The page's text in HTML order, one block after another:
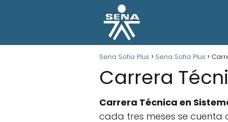
Sena Sofia Plus Sena Sofia Plus
Carrera
Carrera Técnica en
cada tres meses se cuenta